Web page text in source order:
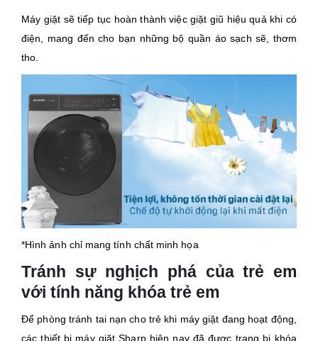
Máy giặt sẽ tiếp tục hoàn thành việc giặt giũ hiệu quả khi có
điện, mang đến cho bạn những bộ quần áo sạch sẽ, thơm
tho.
*Hình ảnh chỉ mang tính chất minh họa
Tránh sự nghịch phá của trẻ em
với tính năng khóa trẻ em
Để phòng tránh tai nạn cho trẻ khi máy giặt đang hoạt động,
các thiết bị máy giặt Sharp hiện nay đã được trang bị khóa